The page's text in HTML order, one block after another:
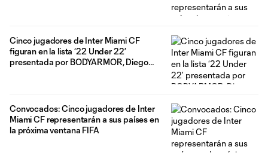
Cinco jugadores de Inter Miami CF
figuran en la lista ‘22 Under 22’
presentada por BODYARMOR, Diego
Convocados: Cinco jugadores de Inter
Miami CF representarán a sus países en
la próxima ventana FIFA